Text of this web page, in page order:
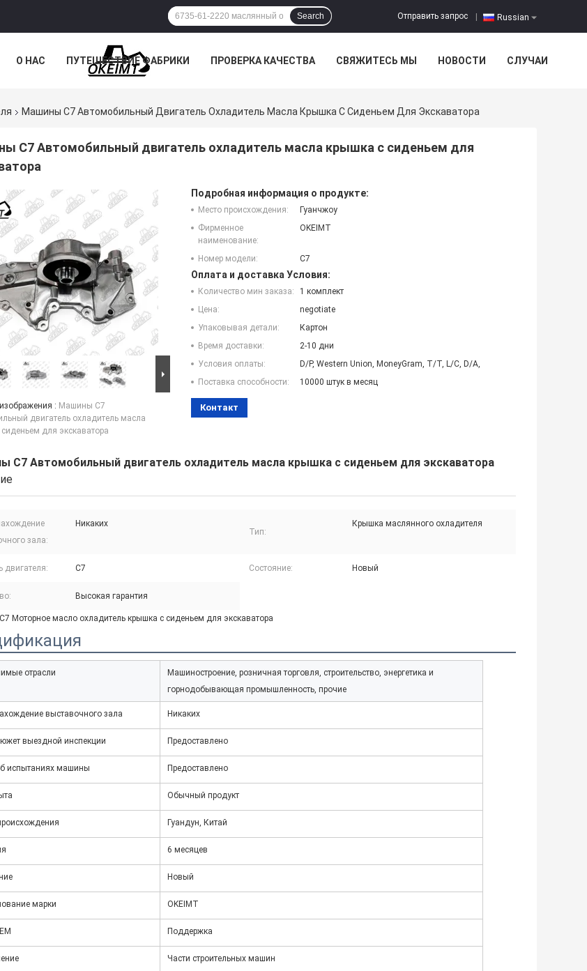
Russian
Отправить запрос
Search
О НАС ПУТЕШЕСТВИЕ ФАБРИКИ ПРОВЕРКА КАЧЕСТВА СВЯЖИТЕСЬ МЫ НОВОСТИ СЛУЧАИ
Машины C7 Автомобильный Двигатель Охладитель Масла Крышка С Сиденьем Для Экскаватора
C7 Автомобильный двигатель охладитель масла крышка с сиденьем для
: Машины C7
двигатель охладитель масла
для экскаватора
Подробная информация о продукте:
Место происхождения:
Гуанчжоу
Фирменное
наименование:
OKEIMT
Номер модели: C7
Оплата и доставка Условия:
Количество мин заказа:
1 комплект
Цена:
negotiate
Упаковывая детали:
Картон
Время доставки:
2-10 дни
Условия оплаты:
D/P, Western Union, MoneyGram, T/T, L/C, D/A,
Поставка способности:
10000 штук в месяц
Контакт
C7 Автомобильный двигатель охладитель масла крышка с сиденьем для экскаватора
зала:
Никаких
Тип:
Крышка маслянного охладителя
двигателя: C7 Состояние: Новый
Высокая гарантия
Моторное масло охладитель крышка с сиденьем для экскаватора
отрасли
Машиностроение, розничная торговля, строительство, энергетика и
горнодобывающая промышленность, прочие
выставочного зала Никаких
выездной инспекции Предоставлено
испытаниях машины Предоставлено
Обычный продукт
Гуандун, Китай
6 месяцев
Новый
марки OKEIMT
Поддержка
Части строительных машин